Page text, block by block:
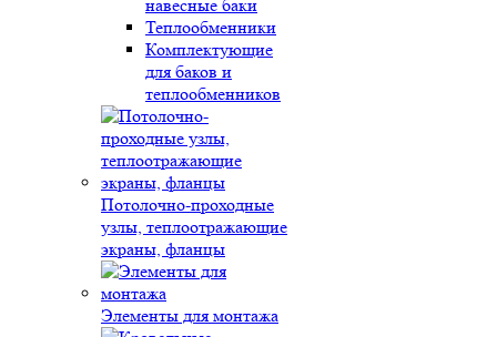
навесные баки
Теплообменники
Комплектующие
для баков и
теплообменников
Потолочно-проходные
узлы, теплоотражающие
экраны, фланцы
Элементы для монтажа